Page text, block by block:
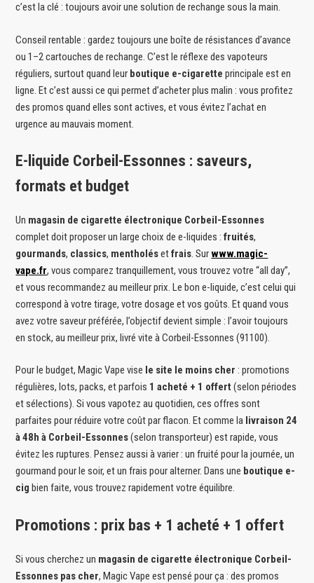
c’est la clé : toujours avoir une solution de rechange sous la main.
Conseil rentable : gardez toujours une boîte de résistances d’avance
ou 1–2 cartouches de rechange. C’est le réflexe des vapoteurs
réguliers, surtout quand leur boutique e-cigarette principale est en
ligne. Et c’est aussi ce qui permet d’acheter plus malin : vous profitez
des promos quand elles sont actives, et vous évitez l’achat en
urgence au mauvais moment.
E-liquide Corbeil-Essonnes : saveurs,
formats et budget
Un magasin de cigarette électronique Corbeil-Essonnes
complet doit proposer un large choix de e-liquides :fruités,
gourmands, classics, mentholésetfrais. Surwww.magic-
vape.fr, vous comparez tranquillement, vous trouvez votre “all day”,
et vous recommandez au meilleur prix. Le bon e-liquide, c’est celui qui
correspond à votre tirage, votre dosage et vos goûts. Et quand vous
avez votre saveur préférée, l’objectif devient simple : l’avoir toujours
en stock, au meilleur prix, livré vite à Corbeil-Essonnes (91100).
Pour le budget, Magic Vape vise le site le moins cher : promotions
régulières, lots, packs, et parfois 1 acheté + 1 offert (selon périodes
et sélections). Si vous vapotez au quotidien, ces offres sont
parfaites pour réduire votre coût par flacon. Et comme la livraison 24
à 48h à Corbeil-Essonnes(selon transporteur) est rapide, vous
évitez les ruptures. Pensez aussi à varier : un fruité pour la journée, un
gourmand pour le soir, et un frais pour alterner. Dans une boutique e-
cig bien faite, vous trouvez rapidement votre équilibre.
Promotions : prix bas + 1 acheté + 1 offert
Si vous cherchez un magasin de cigarette électronique Corbeil-
Essonnes pas cher, Magic Vape est pensé pour ça : des promos